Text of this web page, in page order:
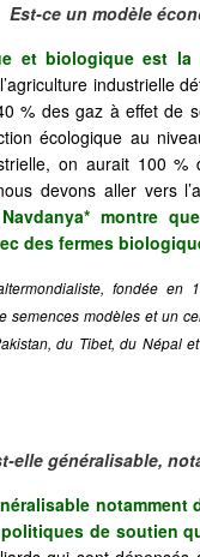
Est-ce un modèle
et biologique est
industrielle
% des gaz à effet de
écologique au
on aurait 100
devons aller vers
Navdanya* montre
des fermes
fondée
semences modèles et un
du Tibet, du Népal
elle généralisable,
politiques de soutien